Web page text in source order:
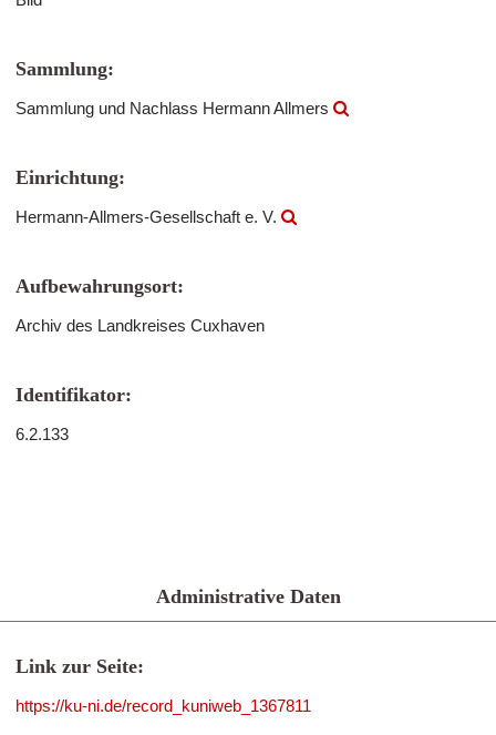
Sammlung:
Sammlung und Nachlass Hermann Allmers
Einrichtung:
Hermann-Allmers-Gesellschaft e. V.
Aufbewahrungsort:
Archiv des Landkreises Cuxhaven
Identifikator:
6.2.133
Administrative Daten
Link zur Seite:
https://ku-ni.de/record_kuniweb_1367811